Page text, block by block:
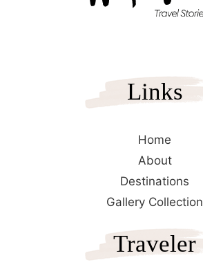
Links
Home
About
Destinations
Gallery Collection
Traveler